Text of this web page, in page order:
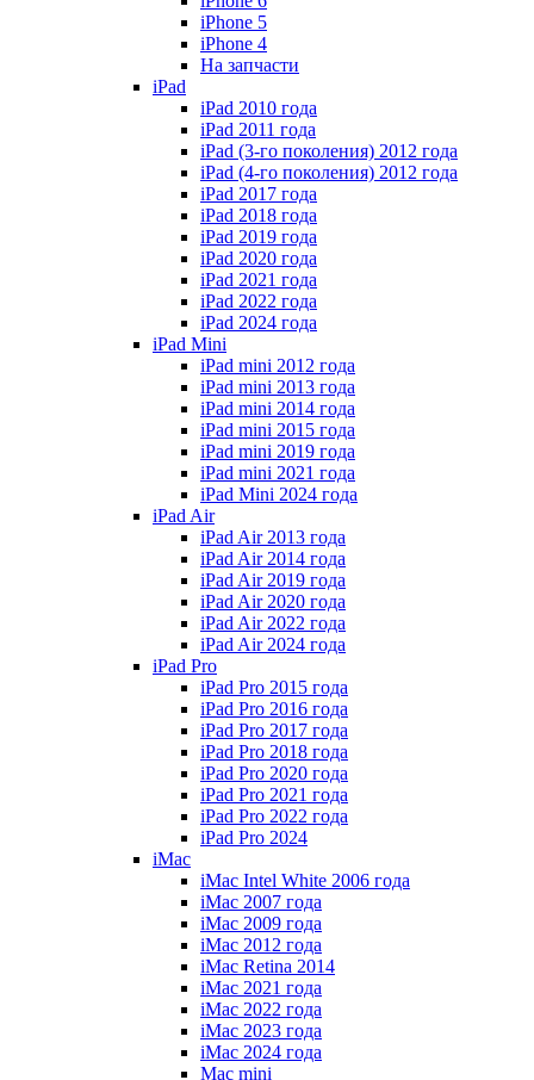
iPhone 5
iPhone 4
На запчасти
iPad
iPad 2010 года
iPad 2011 года
iPad (3-го поколения) 2012 года
iPad (4-го поколения) 2012 года
iPad 2017 года
iPad 2018 года
iPad 2019 года
iPad 2020 года
iPad 2021 года
iPad 2022 года
iPad 2024 года
iPad Mini
iPad mini 2012 года
iPad mini 2013 года
iPad mini 2014 года
iPad mini 2015 года
iPad mini 2019 года
iPad mini 2021 года
iPad Mini 2024 года
iPad Air
iPad Air 2013 года
iPad Air 2014 года
iPad Air 2019 года
iPad Air 2020 года
iPad Air 2022 года
iPad Air 2024 года
iPad Pro
iPad Pro 2015 года
iPad Pro 2016 года
iPad Pro 2017 года
iPad Pro 2018 года
iPad Pro 2020 года
iPad Pro 2021 года
iPad Pro 2022 года
iPad Pro 2024
iMac
iMac Intel White 2006 года
iMac 2007 года
iMac 2009 года
iMac 2012 года
iMac Retina 2014
iMac 2021 года
iMac 2022 года
iMac 2023 года
iMac 2024 года
Mac mini